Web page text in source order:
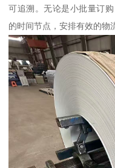
可追溯。无论是小批量订
的时间节点，安排有效的物